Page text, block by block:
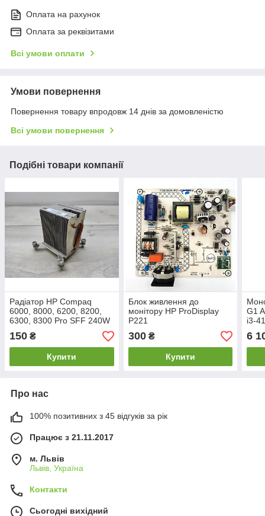
Оплата на рахунок
Оплата за реквізитами
Всі умови оплати
Умови повернення
Повернення товару впродовж 14 днів за домовленістю
Всі умови повернення
Подібні товари компанії
Радіатор HP Compaq
6000, 8000, 6200, 8200,
6300, 8300 Pro SFF 240W
150 ₴
Купити
Блок живлення до
монітору HP ProDisplay
P221
300₴
Купити
G1
i3-
Gb)
6
Про нас
100% позитивних з 45 відгуків за рік
Працює з 21.11.2017
м. Львів
Львів, Україна
Контакти
Сьогодні вихідний